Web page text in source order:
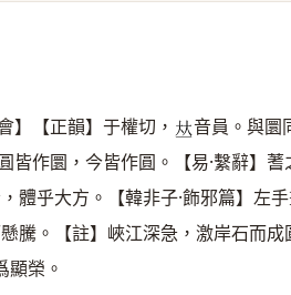
】【正韻】于權切， 𠀤音員。與圜
皆作圜，今皆作圓。【易·繫辭】
體乎大方。【韓非子·飾邪篇】左
騰。【註】峽江深急，激岸石而成
顯榮。